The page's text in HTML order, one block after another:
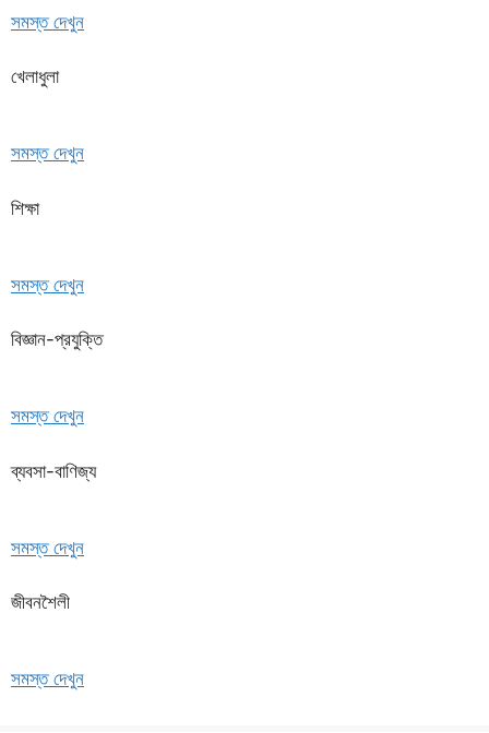
সমস্ত দেখুন
খেলাধুলা
সমস্ত দেখুন
শিক্ষা
সমস্ত দেখুন
বিজ্ঞান-প্রযুক্তি
সমস্ত দেখুন
ব্যবসা-বাণিজ্য
সমস্ত দেখুন
জীবনশৈলী
সমস্ত দেখুন